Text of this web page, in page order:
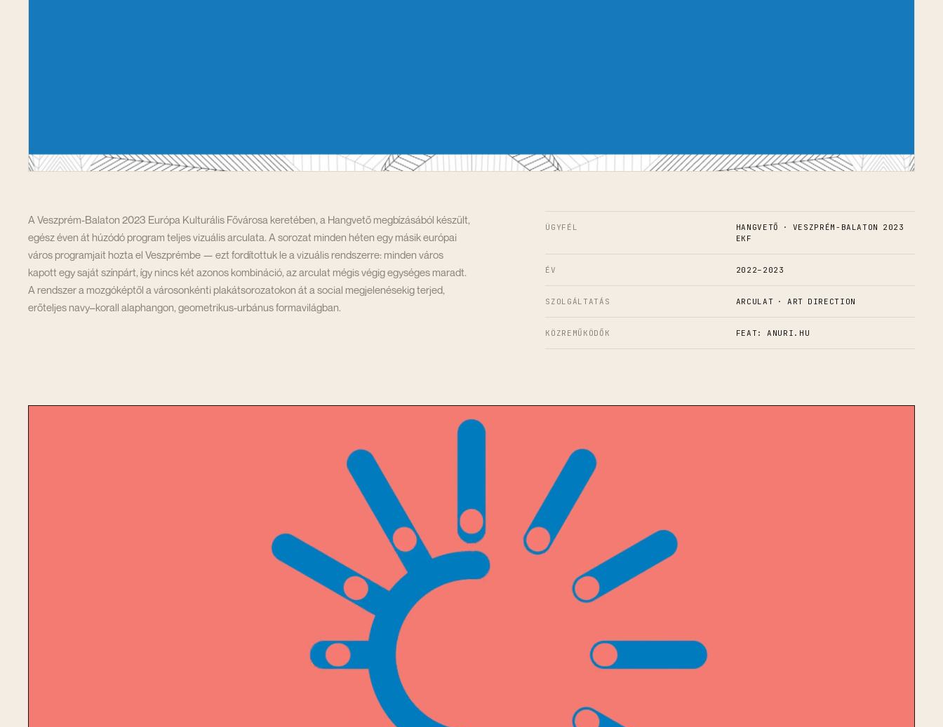
A Veszprém-Balaton 2023 Európa Kulturális Fővárosa keretében, a Hangvető megbízásából készült,
egész éven át húzódó program teljes vizuális arculata. A sorozat minden héten egy másik európai
város programjait hozta el Veszprémbe — ezt fordítottuk le a vizuális rendszerre: minden város
kapott egy saját színpárt, így nincs két azonos kombináció, az arculat mégis végig egységes maradt.
A rendszer a mozgóképtől a városonkénti plakátsorozatokon át a social megjelenésekig terjed,
erőteljes navy–korall alaphangon, geometrikus-urbánus formavilágban.
ÜGYFÉL
HANGVETŐ · VESZPRÉM-BALATON 2023
EKF
ÉV 2022–2023
SZOLGÁLTATÁS ARCULAT · ART DIRECTION
KÖZREMŰKÖDŐK FEAT: ANURI.HU